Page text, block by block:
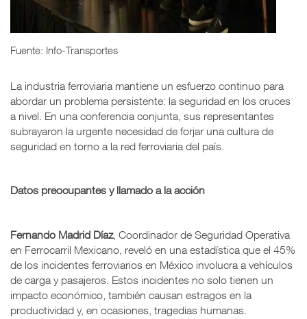
Fuente: Info-Transportes
La industria ferroviaria mantiene un esfuerzo continuo para
abordar un problema persistente: la seguridad en los cruces
a nivel. En una conferencia conjunta, sus representantes
subrayaron la urgente necesidad de forjar una cultura de
seguridad en torno a la red ferroviaria del país.
Datos preocupantes y llamado a la acción
Fernando Madrid Díaz, Coordinador de Seguridad Operativa
en Ferrocarril Mexicano, reveló en una estadística que el 45%
de los incidentes ferroviarios en México involucra a vehículos
de carga y pasajeros. Estos incidentes no solo tienen un
impacto económico, también causan estragos en la
productividad y, en ocasiones, tragedias humanas.